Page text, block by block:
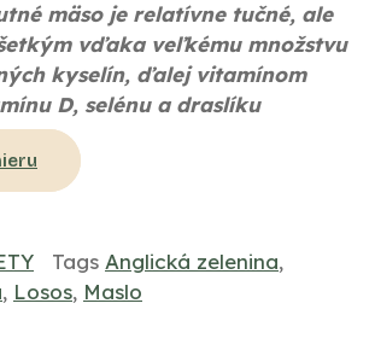
mäso je relatívne tučné, ale
vďaka veľkému množstvu
kyselín, ďalej vitamínom
D, selénu a draslíku
Tags Anglická zelenina,
, Losos, Maslo